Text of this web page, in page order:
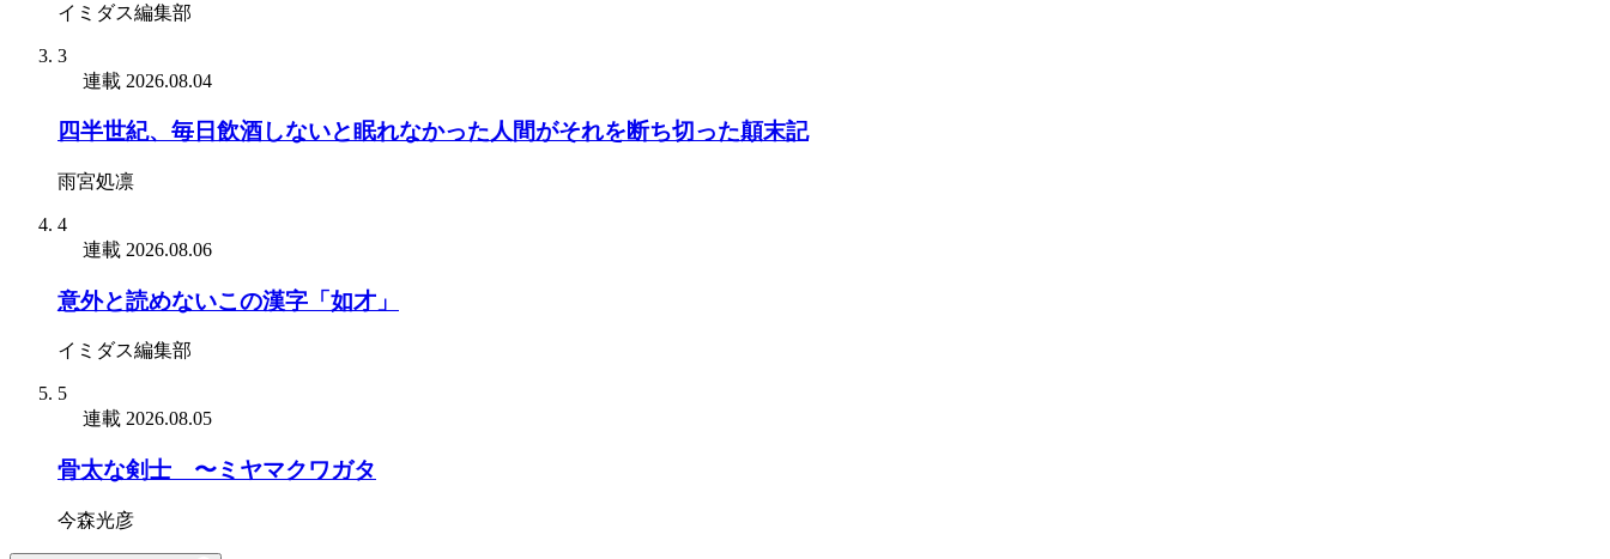
イミダス編集部
3
連載 2026.08.04
四半世紀、毎日飲酒しないと眠れなかった人間がそれを断ち切った顛末記
雨宮処凛
4
連載 2026.08.06
意外と読めないこの漢字「如才」
イミダス編集部
5
連載 2026.08.05
骨太な剣士 〜ミヤマクワガタ
今森光彦